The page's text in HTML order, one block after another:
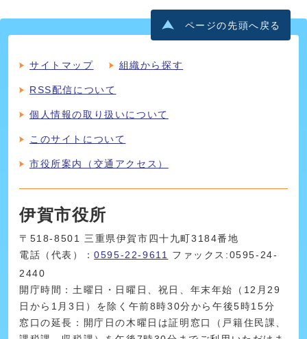
ページの先頭へ戻る
サイトマップ 組織から探す
RSS配信について
個人情報の取り扱いについて
このサイトについて
市役所案内（交通アクセス）
伊賀市役所
〒518-8501 三重県伊賀市四十九町3184番地
電話（代表）：0595-22-9611
ファックス:0595-24-
2440
開庁時間：土曜日・日曜日、祝日、年末年始（12月29
日から1月3日）を除く午前8時30分から午後5時15分
窓口の延長：開庁日の木曜日は証明窓口（戸籍住民課、